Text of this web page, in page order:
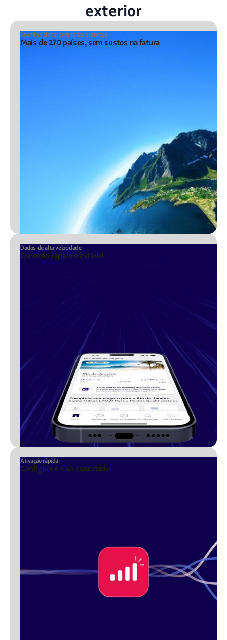
exterior
Roaming global sem taxas surpresa
Mais de 170 países, sem sustos na fatura
Dados de alta velocidade
Conexão rápida e estável
Ativação rápida
Configure e saia conectado